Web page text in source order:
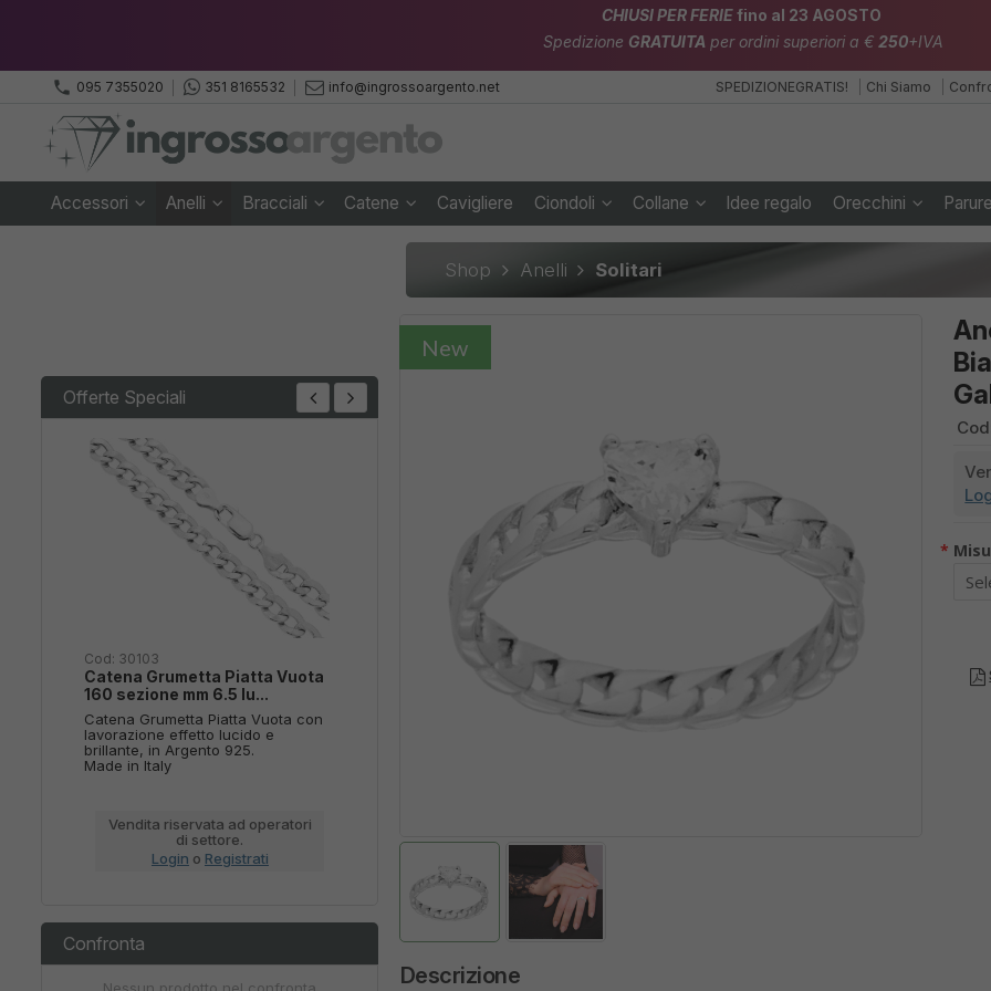
CHIUSI PER FERIEfino al 23 AGOSTO
Spedizione GRATUITA per ordini superiori a € 250+IVA
phone 095 7355020 351 8165532 info@ingrossoargento.net SPEDIZIONEGRATIS! Chi Siamo
Accessori Anelli Bracciali Catene Cavigliere Ciondoli Collane Idee regalo Orecchini Parure
Shop Anelli Solitari
New
*
Descrizione
Offerte Speciali
Cod: 30103
Catena Grumetta Piatta Vuota
160 sezione mm 6.5 lu...
Catena Grumetta Piatta Vuota con
lavorazione effetto lucido e
brillante, in Argento 925.
Made in Italy
Vendita riservata ad operatori
di settore.
Login o Registrati
21107
Collana catena Forzatina
Allungata Rettangolare co...
Collana con Catena Forzatina
Registrati
Cod: 21524
Ciondolo Lettera Iniziale
11 mm con Zirconi B...
Confronta